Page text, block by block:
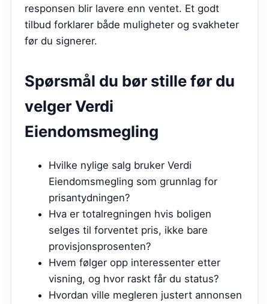
responsen blir lavere enn ventet. Et godt
tilbud forklarer både muligheter og svakheter
før du signerer.
Spørsmål du bør stille før du
velgerVerdi
Eiendomsmegling
Hvilke nylige salg bruker Verdi
Eiendomsmegling som grunnlag for
prisantydningen?
Hva er totalregningen hvis boligen
selges til forventet pris, ikke bare
provisjonsprosenten?
Hvem følger opp interessenter etter
visning, og hvor raskt får du status?
Hvordan ville megleren justert annonsen